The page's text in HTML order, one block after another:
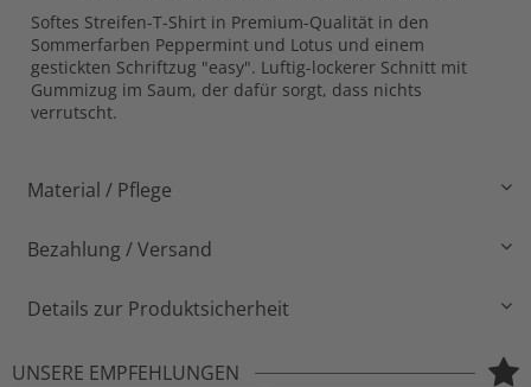
Softes Streifen-T-Shirt in Premium-Qualität in den
Sommerfarben Peppermint und Lotus und einem
gestickten Schriftzug "easy". Luftig-lockerer Schnitt mit
Gummizug im Saum, der dafür sorgt, dass nichts
verrutscht.
Material / Pflege
Bezahlung / Versand
Details zur Produktsicherheit
UNSERE EMPFEHLUNGEN